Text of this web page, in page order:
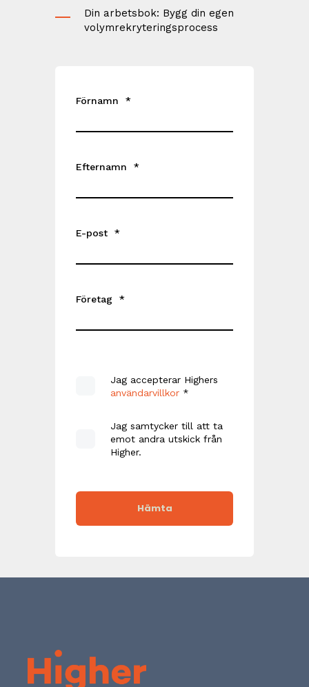
Din arbetsbok: Bygg din egen
volymrekryteringsprocess
Förnamn *
Efternamn *
E-post *
Företag *
Jag accepterar Highers
användarvillkor *
Jag samtycker till att ta
emot andra utskick från
Higher.